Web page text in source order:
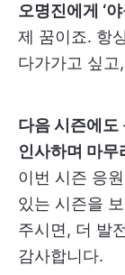
오명진에게 ‘
제 꿈이죠. 항
다가가고 싶
다음 시즌에도
인사하며 마무
이번 시즌 응
있는 시즌을
주시면, 더 발
감사합니다.